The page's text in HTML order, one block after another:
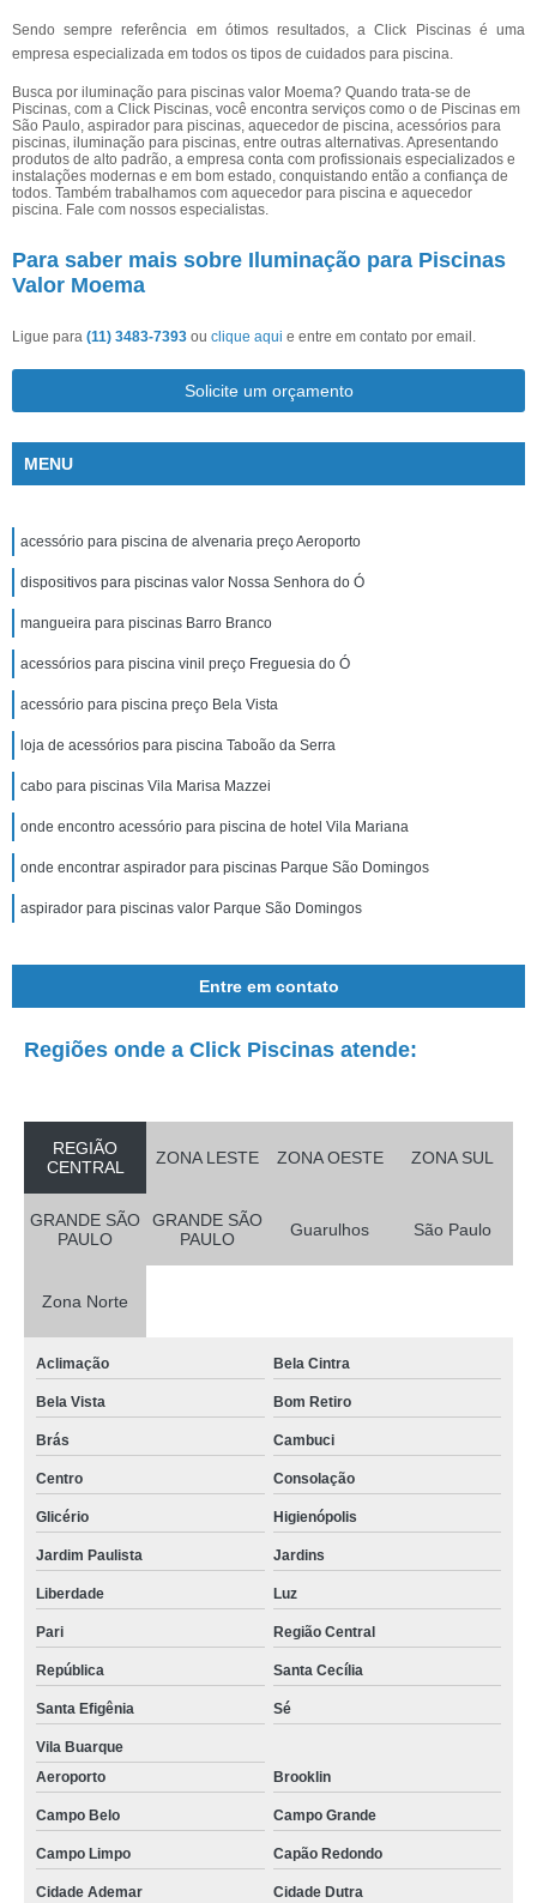
Sendo sempre referência em ótimos resultados, a Click Piscinas é uma
empresa especializada em todos os tipos de cuidados para piscina.
Busca por iluminação para piscinas valor Moema? Quando trata-se de
Piscinas, com a Click Piscinas, você encontra serviços como o de Piscinas em
São Paulo, aspirador para piscinas, aquecedor de piscina, acessórios para
piscinas, iluminação para piscinas, entre outras alternativas. Apresentando
produtos de alto padrão, a empresa conta com profissionais especializados e
instalações modernas e em bom estado, conquistando então a confiança de
todos. Também trabalhamos com aquecedor para piscina e aquecedor
piscina. Fale com nossos especialistas.
Para saber mais sobre Iluminação para Piscinas
Valor Moema
Ligue para (11) 3483-7393 ou clique aqui e entre em contato por email.
Solicite um orçamento
MENU
acessório para piscina de alvenaria preço Aeroporto
dispositivos para piscinas valor Nossa Senhora do Ó
mangueira para piscinas Barro Branco
acessórios para piscina vinil preço Freguesia do Ó
acessório para piscina preço Bela Vista
loja de acessórios para piscina Taboão da Serra
cabo para piscinas Vila Marisa Mazzei
onde encontro acessório para piscina de hotel Vila Mariana
onde encontrar aspirador para piscinas Parque São Domingos
aspirador para piscinas valor Parque São Domingos
Entre em contato
Regiões onde a Click Piscinas atende:
REGIÃO
CENTRAL
ZONA LESTE ZONA OESTE ZONA SUL
GRANDE SÃO
PAULO
GRANDE SÃO
PAULO
Guarulhos São Paulo
Zona Norte
Aclimação Bela Cintra
Bela Vista Bom Retiro
Brás Cambuci
Centro Consolação
Glicério Higienópolis
Jardim Paulista Jardins
Liberdade Luz
Pari Região Central
República Santa Cecília
Santa Efigênia Sé
Vila Buarque
Aeroporto
Brooklin
Campo Belo Campo Grande
Campo Limpo Capão Redondo
Cidade Ademar Cidade Dutra